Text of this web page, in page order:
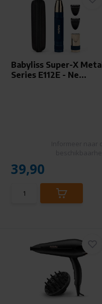
Babyliss Super-X Metal
Series E112E - Ne...
39,90